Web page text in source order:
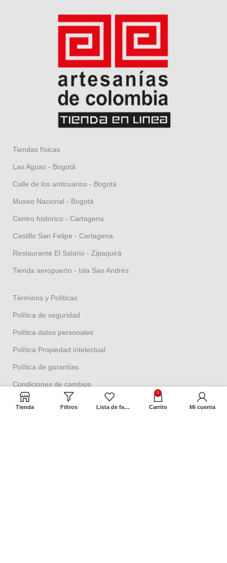
Tiendas físicas
Las Aguas - Bogotá
Calle de los anticuarios - Bogotá
Museo Nacional - Bogotá
Centro historico - Cartagena
Castillo San Felipe - Cartagena
Restaurante El Salario - Zipaquirá
Tienda aeropuerto - Isla San Andrés
Términos y Políticas
Política de seguridad
Política datos personales
Política Propiedad intelectual
Política de garantías
Condiciones de cambios
Términos y condiciones
Tienda Filtros Lista de favoritos
0
Carrito Mi cuenta